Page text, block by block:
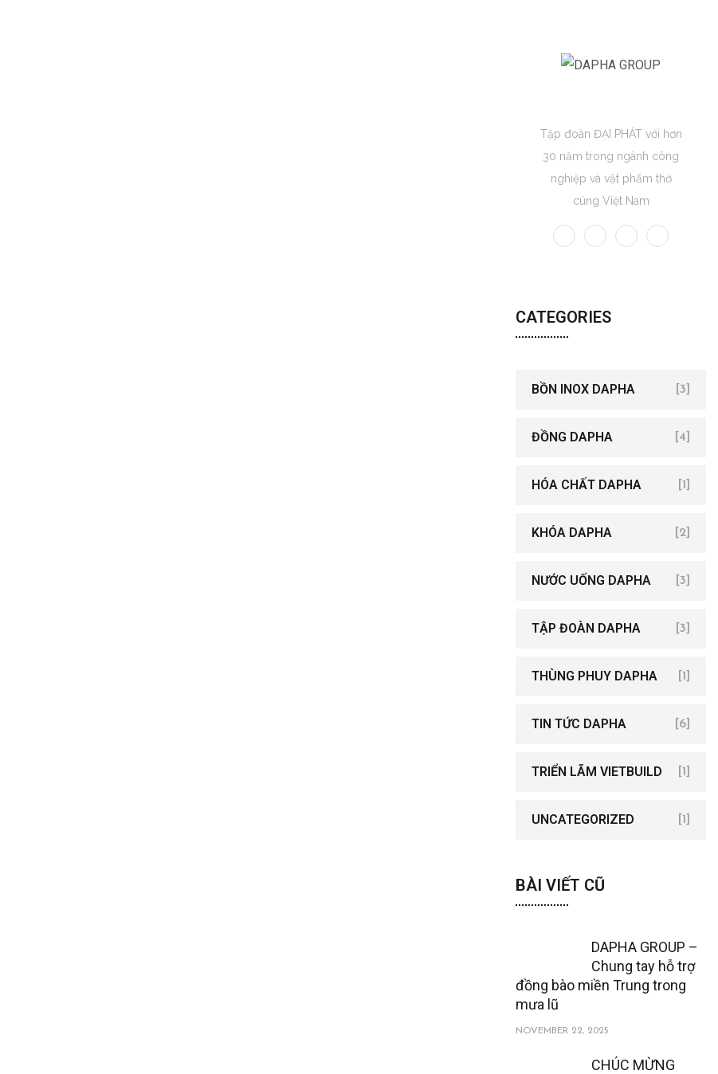
Tập đoàn ĐẠI PHÁT với hơn
30 năm trong ngành công
nghiệp và vật phẩm thờ
cúng Việt Nam
CATEGORIES
BỒN INOX DAPHA [3]
ĐỒNG DAPHA [4]
HÓA CHẤT DAPHA [1]
KHÓA DAPHA [2]
NƯỚC UỐNG DAPHA [3]
TẬP ĐOÀN DAPHA [3]
THÙNG PHUY DAPHA [1]
TIN TỨC DAPHA [6]
TRIỂN LÃM VIETBUILD [1]
UNCATEGORIZED [1]
BÀI VIẾT CŨ
DAPHA GROUP –
Chung tay hỗ trợ
đồng bào miền Trung trong
mưa lũ
NOVEMBER 22, 2025
CHÚC MỪNG